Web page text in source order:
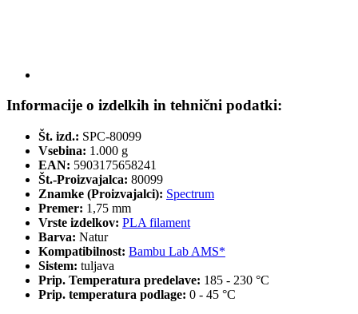
Informacije o izdelkih in tehnični podatki:
Št. izd.: SPC-80099
Vsebina: 1.000 g
EAN: 5903175658241
Št.-Proizvajalca: 80099
Znamke (Proizvajalci): Spectrum
Premer: 1,75 mm
Vrste izdelkov: PLA filament
Barva: Natur
Kompatibilnost: Bambu Lab AMS*
Sistem: tuljava
Prip. Temperatura predelave: 185 - 230 °C
Prip. temperatura podlage: 0 - 45 °C